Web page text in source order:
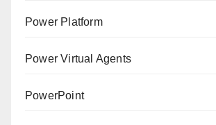
Power Platform
Power Virtual Agents
PowerPoint